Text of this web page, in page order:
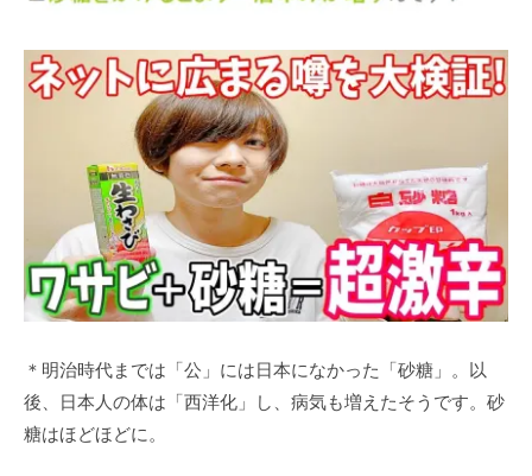
＊明治時代までは「公」には日本になかった「砂糖」。以
後、日本人の体は「西洋化」し、病気も増えたそうです。砂
糖はほどほどに。